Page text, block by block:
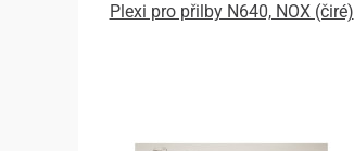
Plexi pro přilby N640, NOX (čiré)